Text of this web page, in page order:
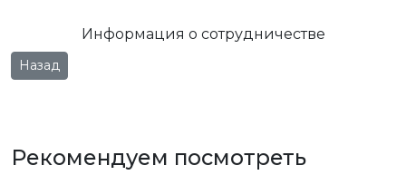
Информация о сотрудничестве
Предыдущий: Молоко пастеризованное с м.д.ж. 2,5%,
Назад
Рекомендуем посмотреть